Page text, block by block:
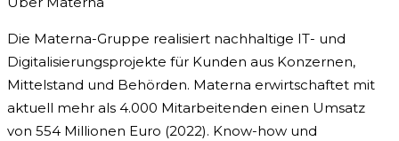
Die Materna-Gruppe realisiert nachhaltige IT- und
Digitalisierungsprojekte für Kunden aus Konzernen,
Mittelstand und Behörden. Materna erwirtschaftet mit
aktuell mehr als 4.000 Mitarbeitenden einen Umsatz
von 554 Millionen Euro (2022). Know-how und